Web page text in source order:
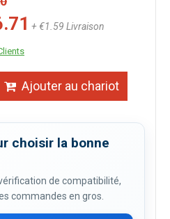
+ €1.59 Livraison
Ajouter au chariot
choisir la bonne
de compatibilité,
commandes en gros.